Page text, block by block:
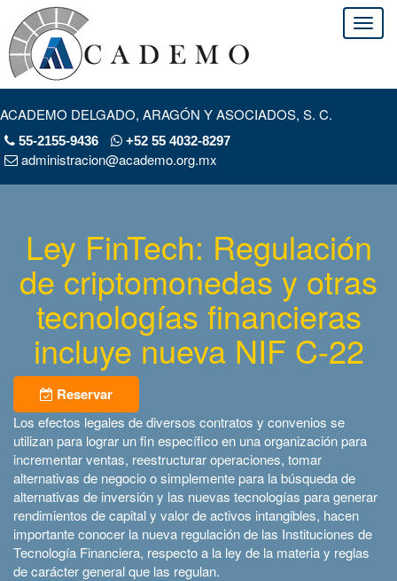
ACADEMO DELGADO, ARAGÓN Y ASOCIADOS, S. C.
55-2155-9436 +52 55 4032-8297
administracion@academo.org.mx
Ley FinTech: Regulación
de criptomonedas y otras
tecnologías financieras
incluye nueva NIF C-22
Reservar
Los efectos legales de diversos contratos y convenios se
utilizan para lograr un fin específico en una organización para
incrementar ventas, reestructurar operaciones, tomar
alternativas de negocio o simplemente para la búsqueda de
alternativas de inversión y las nuevas tecnologías para generar
rendimientos de capital y valor de activos intangibles, hacen
importante conocer la nueva regulación de las Instituciones de
Tecnología Financiera, respecto a la ley de la materia y reglas
de carácter general que las regulan.